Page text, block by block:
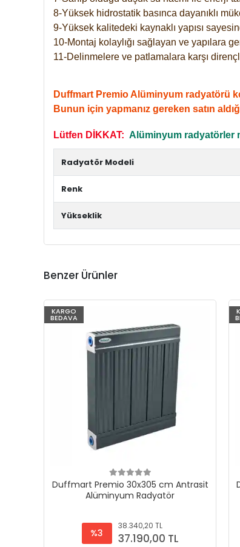
8-Yüksek hidrostatik basınca dayanıklı
9-Yüksek kalitedeki kaynaklı yapısı
10-Montaj kolaylığı sağlayan ve yapılara
11-Delinmelere ve patlamalara karşı
Duffmart Premio Alüminyum radyatörü
Bunun için yapmanız gereken satın
Lütfen DİKKAT: Alüminyum radyatörler
Radyatör Modeli
Renk
Yükseklik
Benzer Ürünler
KARGO
BEDAVA
Duffmart Premio 30x305 cm Antrasit
Alüminyum Radyatör
%3
38.340,20 TL
37.190,00 TL